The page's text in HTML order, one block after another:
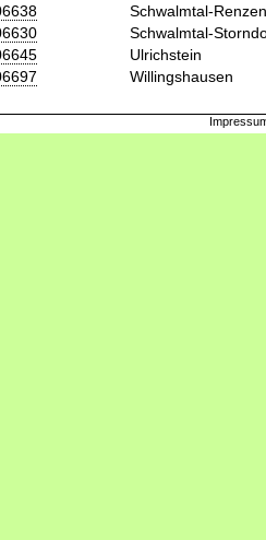
Schwalmtal-
Schwalmtal-
Ulrichstein
Willingshausen